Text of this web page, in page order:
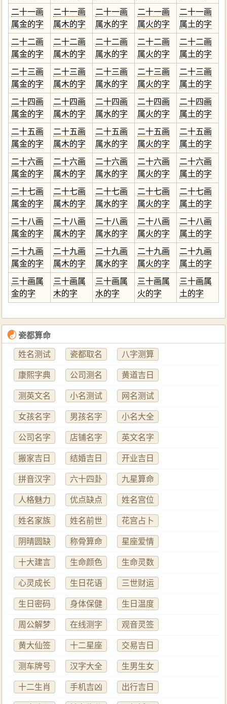
二十一画
属金的字
二十一画
属木的字
二十一画
属水的字
二十一画
属火的字
二十一画
属土的字
二十二画
属金的字
二十二画
属木的字
二十二画
属水的字
二十二画
属火的字
二十二画
属土的字
二十三画
属金的字
二十三画
属木的字
二十三画
属水的字
二十三画
属火的字
二十三画
属土的字
二十四画
属金的字
二十四画
属木的字
二十四画
属水的字
二十四画
属火的字
二十四画
属土的字
二十五画
属金的字
二十五画
属木的字
二十五画
属水的字
二十五画
属火的字
二十五画
属土的字
二十六画
属金的字
二十六画
属木的字
二十六画
属水的字
二十六画
属火的字
二十六画
属土的字
二十七画
属金的字
二十七画
属木的字
二十七画
属水的字
二十七画
属火的字
二十七画
属土的字
二十八画
属金的字
二十八画
属木的字
二十八画
属水的字
二十八画
属火的字
二十八画
属土的字
二十九画
属金的字
二十九画
属木的字
二十九画
属水的字
二十九画
属火的字
二十九画
属土的字
三十画属
金的字
三十画属
木的字
三十画属
水的字
三十画属
火的字
三十画属
土的字
☯瓷都算命
姓名测试 瓷都取名 八字测算
康熙字典 公司测名 黄道吉日
测英文名 小名测试 网名测试
女孩名字 男孩名字 小名大全
公司名字 店铺名字 英文名字
搬家吉日 结婚吉日 开业吉日
拼音汉字 六十四卦 九星算命
人格魅力 优点缺点 姓名宫位
姓名家族 姓名前世 花宫占卜
阴晴圆缺 称骨算命 星座爱情
十大建言 生命颜色 生命灵数
心灵成长 生日花语 三世财运
生日密码 身体保健 生日温度
周公解梦 在线测字 观音灵签
黄大仙签 十二星座 交易吉日
测车牌号 汉字大全 生男生女
十二生肖 手机吉凶 出行吉日